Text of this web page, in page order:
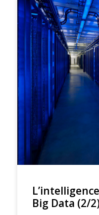
Big Data (2/